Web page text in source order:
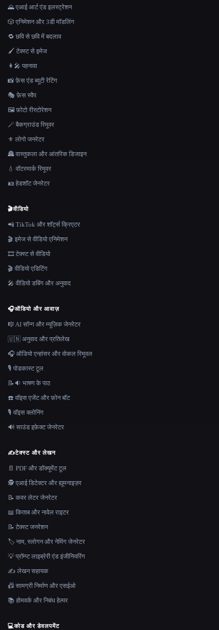
🌄 एआई आर्ट एंड इलस्ट्रेशन
🎲 एनिमेशन और 3डी मॉडलिंग
🔁 छवि से छवि में बदलाव
🖌️ टेक्स्ट से इमेज
👩‍🎤 पहनावा
📸 फ़ेस एंड ब्यूटी रेटिंग
🎭 फ़ेस स्वैप
🖼️ फ़ोटो रीस्टोरेशन
🪄 बैकग्राउंड रिमूवर
⚜️ लोगो जनरेटर
🏯 वास्तुकला और आंतरिक डिजाइन
💧 वॉटरमार्क रिमूवर
🪪 हेडशॉट जेनरेटर
🎬वीडियो
📲 TikTok और शॉर्ट्स क्रिएटर
🎬 इमेज से वीडियो एनिमेशन
🎞️ टेक्स्ट से वीडियो
🎬 वीडियो एडिटिंग
🎤 वीडियो डबिंग और अनुवाद
🎧ऑडियो और आवाज़
🎼 AI सॉन्ग और म्यूज़िक जेनरेटर
🇺🇳 अनुवाद और प्रतिलेख
🎧 ऑडियो एन्हांसर और वोकल रिमूवल
🎙️ पोडकास्ट टूल
📝🔉 भाषण के पाठ
☎️ वॉइस एजेंट और फ़ोन बॉट
🎙️ वॉइस क्लोनिंग
🔊 साउंड इफ़ेक्ट जेनरेटर
✍️टेक्स्ट और लेखन
📄 PDF और डॉक्यूमेंट टूल
🕵️ एआई डिटेक्टर और ह्यूमनाइज़र
📝 कवर लेटर जेनरेटर
📖 किताब और नावेल राइटर
📝 टेक्स्ट जनरेशन
🏷️ नाम, स्लोगन और नेमिंग जेनरेटर
💡 प्रॉम्प्ट लाइब्रेरी एंड इंजीनियरिंग
✍️ लेखन सहायक
📠 सामग्री निर्माण और एसईओ
📚 होमवर्क और निबंध हेल्पर
💻कोड और डेवलपमेंट